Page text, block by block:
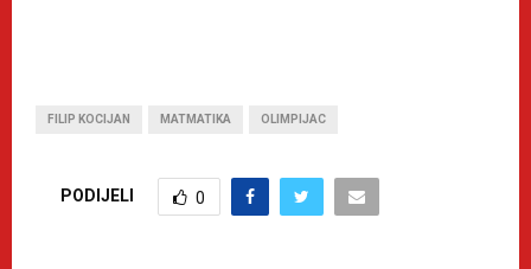
FILIP KOCIJAN MATMATIKA OLIMPIJAC
PODIJELI 0